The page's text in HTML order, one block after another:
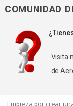
COMUNIDAD
Visita
de